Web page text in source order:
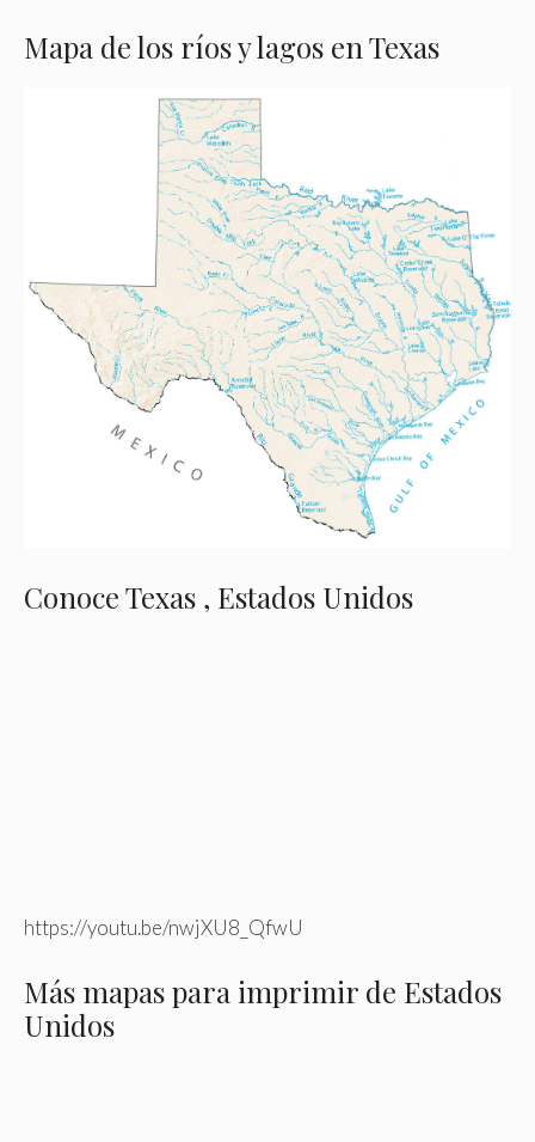
Mapa de los ríos y lagos en Texas
Conoce Texas , Estados Unidos
https://youtu.be/nwjXU8_QfwU
Más mapas para imprimir de Estados
Unidos